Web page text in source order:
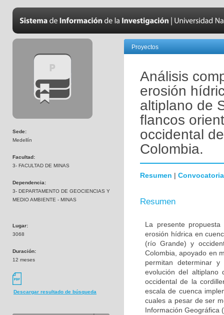
Sede:
Medellín
Facultad:
3- FACULTAD DE MINAS
Dependencia:
3- DEPARTAMENTO DE GEOCIENCIAS Y
MEDIO AMBIENTE - MINAS
Lugar:
3068
Duración:
12 meses
Descargar resultado de búsqueda
Proyectos
Análisis
erosión
altiplano de
flancos
occidental
Colombia.
Resumen | Convocatoria
Resumen
La presente
erosión hídrica en
(río Grande) y
Colombia, apoyado en
permitan determinar
evolución del
occidental de la
escala de cuenca
cuales a pesar de ser
Información Geográfica